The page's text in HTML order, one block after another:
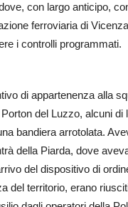
con largo anticipo,
ferroviaria di
i controlli programmati.
di appartenenza alla
del Luzzo, alcuni
bandiera arrotolata.
della Piarda, dove
del dispositivo di
del territorio, erano